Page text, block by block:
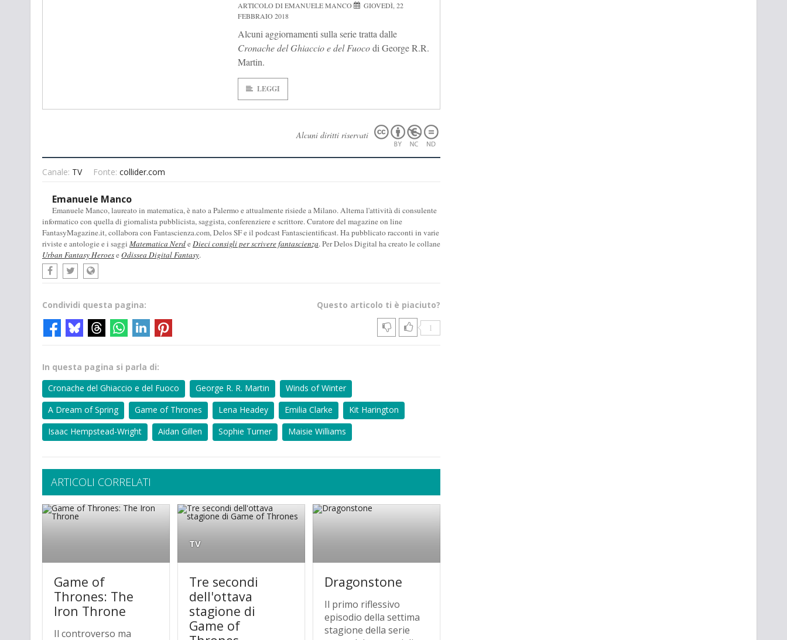
ARTICOLO DI EMANUELE MANCO
GIOVEDÌ, 22
FEBBRAIO 2018
Alcuni aggiornamenti sulla serie tratta dalle
Cronache del Ghiaccio e del Fuocodi George R.R.
Martin.
LEGGI
Alcuni diritti riservati
Canale: TV Fonte: collider.com
Emanuele Manco
Emanuele Manco, laureato in matematica, è nato a Palermo e attualmente risiede a Milano. Alterna l'attività di consulente
informatico con quella di giornalista pubblicista, saggista, conferenziere e scrittore. Curatore del magazine on line
FantasyMagazine.it, collabora con Fantascienza.com, Delos SF e il podcast Fantascientificast. Ha pubblicato racconti in varie
riviste e antologie e i saggi Matematica NerdeDieci consigli per scrivere fantascienza. Per Delos Digital ha creato le collane
Urban Fantasy HeroeseOdissea Digital Fantasy.
Questo articolo ti è piaciuto?
1
Condividi questa pagina:
In questa pagina si parla di:
Cronache del Ghiaccio e del Fuoco
George R. R. Martin
Winds of Winter
A Dream of Spring
Game of Thrones Lena Headey Emilia Clarke
Kit Harington
Isaac Hempstead-Wright
Aidan Gillen Sophie Turner Maisie Williams
ARTICOLI CORRELATI
Game of
Thrones: The
Iron Throne
Il controverso ma
TV
Tre secondi
dell'ottava
stagione di
Game of
Dragonstone
Il primo riflessivo
episodio della settima
stagione della serie